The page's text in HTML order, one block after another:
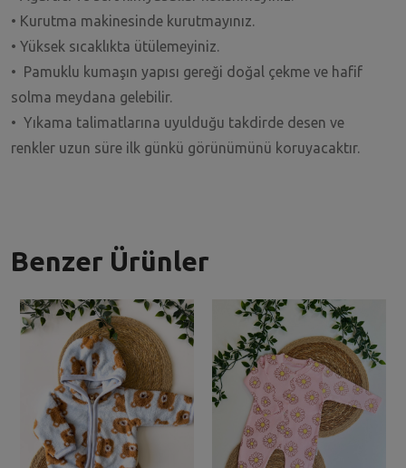
• Kurutma makinesinde kurutmayınız.
• Yüksek sıcaklıkta ütülemeyiniz.
• Pamuklu kumaşın yapısı gereği doğal çekme ve hafif
solma meydana gelebilir.
• Yıkama talimatlarına uyulduğu takdirde desen ve
renkler uzun süre ilk günkü görünümünü koruyacaktır.
Benzer Ürünler